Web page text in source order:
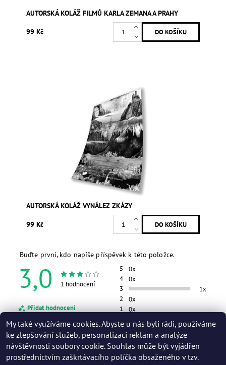
AUTORSKÁ KOLÁŽ FILMŮ KARLA ZEMANA A PRAHY
99 Kč
AUTORSKÁ KOLÁŽ VYNÁLEZ ZKÁZY
99 Kč
Buďte první, kdo napíše příspěvek k této položce.
3,0 1 hodnocení
Přidat hodnocení
5
0x
4
0x
3
1x
2
0x
1
0x
My také využíváme cookies. Abyste u nás byli rádi, používáme
ke zlepšování služeb, personalizaci reklam a analýze
návštěvnosti soubory cookie. Souhlas může být vyjádřen
prostřednictvím zaškrtávacího políčka obsaženého v tzv.